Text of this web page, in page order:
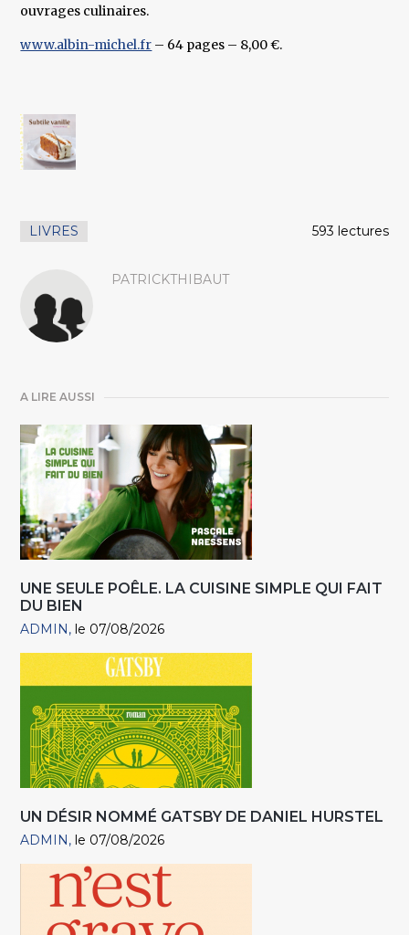
ouvrages culinaires.
www.albin-michel.fr – 64 pages – 8,00 €.
LIVRES 593 lectures
PATRICKTHIBAUT
A LIRE AUSSI
UNE SEULE POÊLE. LA CUISINE SIMPLE QUI FAIT
DU BIEN
ADMIN le 07/08/2026
UN DÉSIR NOMMÉ GATSBY DE DANIEL HURSTEL
ADMIN le 07/08/2026